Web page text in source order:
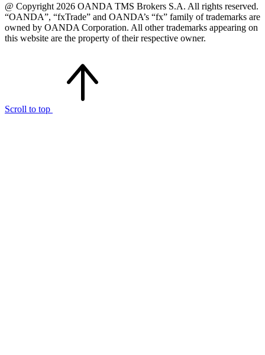
@ Copyright 2026 OANDA TMS Brokers S.A. All rights reserved.
“OANDA”, “fxTrade” and OANDA’s “fx” family of trademarks are
owned by OANDA Corporation. All other trademarks appearing on
this website are the property of their respective owner.
Scroll to top